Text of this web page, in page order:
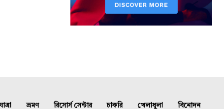
ভ্রমণ রিসোর্স সেন্টার চাকরি খেলাধুলা বিনোদন